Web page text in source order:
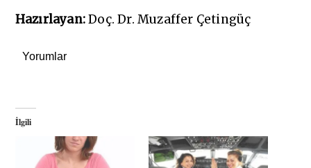
Hazırlayan:Doç. Dr. Muzaffer Çetingüç
Yorumlar
İlgili